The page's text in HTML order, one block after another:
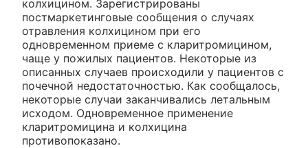
колхицином. Зарегистрированы
постмаркетинговые сообщения о случаях
отравления колхицином при его
одновременном приеме с кларитромицином,
чаще у пожилых пациентов. Некоторые из
описанных случаев происходили у пациентов с
почечной недостаточностью. Как сообщалось,
некоторые случаи заканчивались летальным
исходом. Одновременное применение
кларитромицина и колхицина
противопоказано.